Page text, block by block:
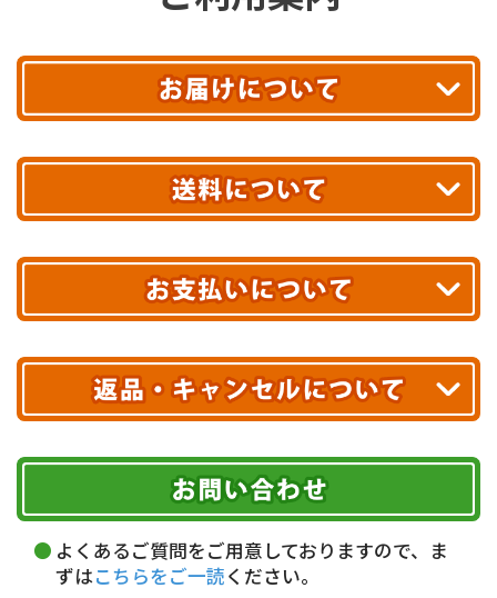
最短翌日お届け!
あす着エリアが対象です。
エリアやお届け日の確認はこちら▶
※ 配送業者による配送遅延が生じる可能性がございます。
※ 沖縄・離島はお届けできません。
送料無料!
10,000円未満 全国一律1,100円(税込)
配送業者
ヤマト運輸
お届け可能時間帯
午前中 14～16時
16～18時
18～20時
19～21時 指定なし
クレジットカード
代金引換(現金のみ)
5,000円未満…330円(税込)
期限を含むルール（条件）や、お客様にご負担い
ただく費用がございます。
詳しくはこちら▶
よくあるご質問をご用意しておりますので、ま
ずはこちらをご一読ください。